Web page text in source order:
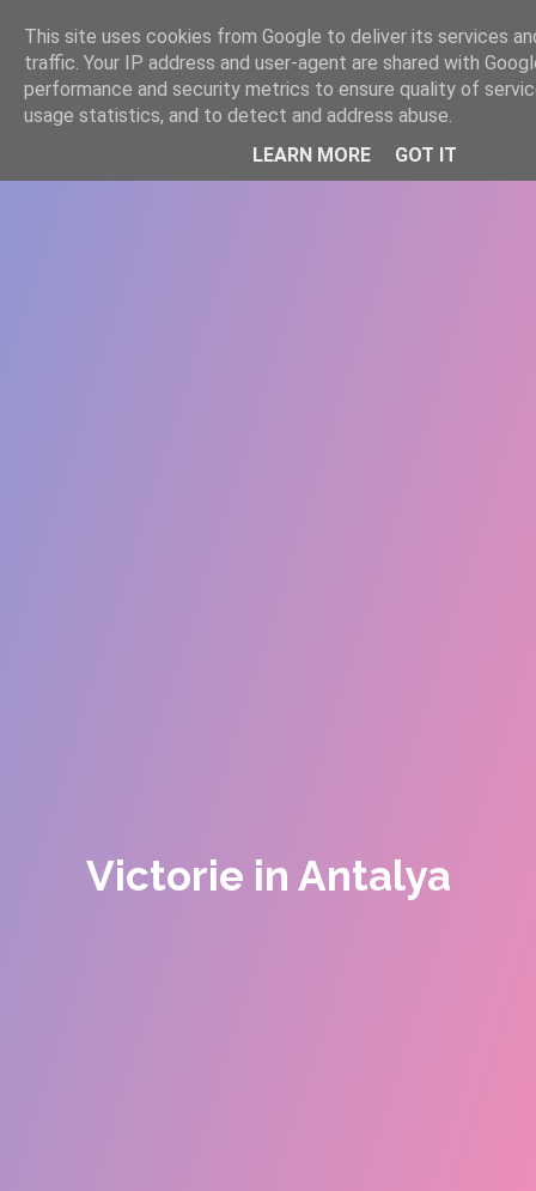
WWW.GAZISTI.RO
Victorie in Antalya
This site uses cookies from Google to deliver its services
traffic. Your IP address and user-agent are shared with
performance and security metrics to ensure quality of
usage statistics, and to detect and address abuse.
LEARN MORE
GOT IT